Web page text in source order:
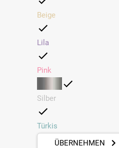
Beige
Lila
Pink
Silber
Türkis
ÜBERNEHMEN